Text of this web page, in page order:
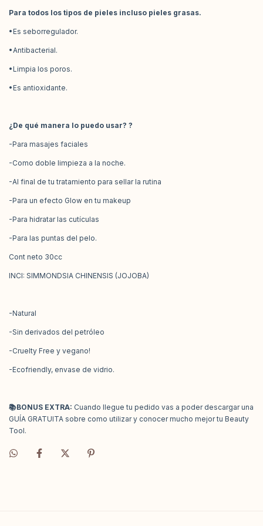
Para todos los tipos de pieles incluso pieles grasas.
•Es seborregulador.
•Antibacterial.
•Limpia los poros.
•Es antioxidante.
¿De qué manera lo puedo usar? ?
-Para masajes faciales
-Como doble limpieza a la noche.
-Al final de tu tratamiento para sellar la rutina
-Para un efecto Glow en tu makeup
-Para hidratar las cutículas
-Para las puntas del pelo.
Cont neto 30cc
INCI: SIMMONDSIA CHINENSIS (JOJOBA)
-Natural
-Sin derivados del petróleo
-Cruelty Free y vegano!
-Ecofriendly, envase de vidrio.
📚BONUS EXTRA: Cuando llegue tu pedido vas a poder descargar una
GUÍA GRATUITA sobre como utilizar y conocer mucho mejor tu Beauty
Tool.